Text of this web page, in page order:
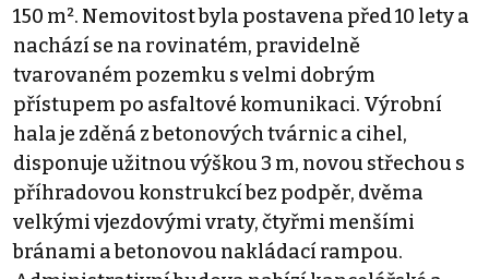
150 m². Nemovitost byla postavena před 10 lety a
nachází se na rovinatém, pravidelně
tvarovaném pozemku s velmi dobrým
přístupem po asfaltové komunikaci. Výrobní
hala je zděná z betonových tvárnic a cihel,
disponuje užitnou výškou 3 m, novou střechou s
příhradovou konstrukcí bez podpěr, dvěma
velkými vjezdovými vraty, čtyřmi menšími
bránami a betonovou nakládací rampou.